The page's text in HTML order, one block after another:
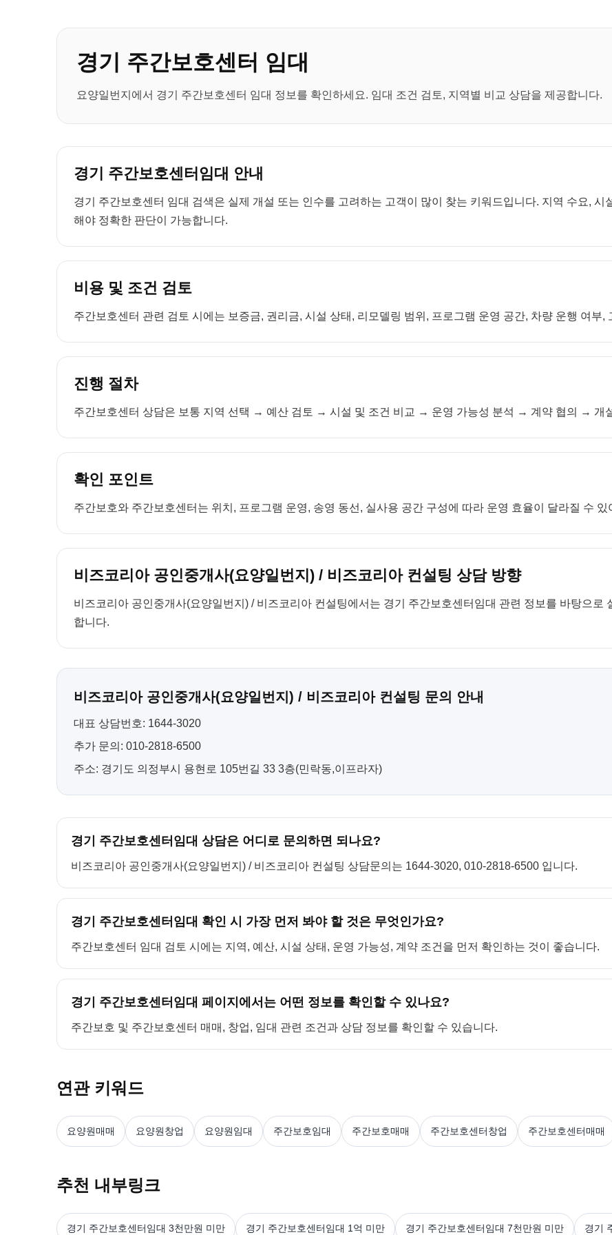
경기 주간보호센터 임대
요양일번지에서 경기 주간보호센터 임대 정보를 확인하세요. 임대 조건 검토, 지역별 비교 상담을 제공합니다.
경기 주간보호센터임대 안내
경기 주간보호센터 임대 검색은 실제 개설 또는 인수를 고려하는 고객이 많이 찾는 키워드입니다. 지역 수요, 시
해야 정확한 판단이 가능합니다.
비용 및 조건 검토
주간보호센터 관련 검토 시에는 보증금, 권리금, 시설 상태, 리모델링 범위, 프로그램 운영 공간, 차량 운행 여부
진행 절차
주간보호센터 상담은 보통 지역 선택 → 예산 검토 → 시설 및 조건 비교 → 운영 가능성 분석 → 계약 협의 → 개
확인 포인트
주간보호와 주간보호센터는 위치, 프로그램 운영, 송영 동선, 실사용 공간 구성에 따라 운영 효율이 달라질 수
비즈코리아 공인중개사(요양일번지) / 비즈코리아 컨설팅 상담 방향
비즈코리아 공인중개사(요양일번지) / 비즈코리아 컨설팅에서는 경기 주간보호센터임대 관련 정보를 바탕으로
합니다.
비즈코리아 공인중개사(요양일번지) / 비즈코리아 컨설팅 문의 안내
대표 상담번호: 1644-3020
추가 문의: 010-2818-6500
주소: 경기도 의정부시 용현로 105번길 33 3층(민락동,이프라자)
경기 주간보호센터임대 상담은 어디로 문의하면 되나요?
비즈코리아 공인중개사(요양일번지) / 비즈코리아 컨설팅 상담문의는 1644-3020, 010-2818-6500 입니다.
경기 주간보호센터임대 확인 시 가장 먼저 봐야 할 것은 무엇인가요?
주간보호센터 임대 검토 시에는 지역, 예산, 시설 상태, 운영 가능성, 계약 조건을 먼저 확인하는 것이 좋습니다.
경기 주간보호센터임대 페이지에서는 어떤 정보를 확인할 수 있나요?
주간보호 및 주간보호센터 매매, 창업, 임대 관련 조건과 상담 정보를 확인할 수 있습니다.
연관 키워드
요양원매매 요양원창업 요양원임대 주간보호임대 주간보호매매 주간보호센터창업 주간보호센터매매
추천 내부링크
경기 주간보호센터임대 3천만원 미만 경기 주간보호센터임대 1억 미만 경기 주간보호센터임대 7천만원 미만 경기